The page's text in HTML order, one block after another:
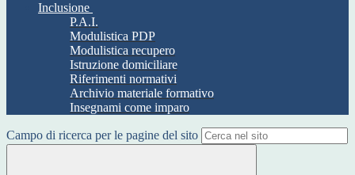
Inclusione
P.A.I.
Modulistica PDP
Modulistica recupero
Istruzione domiciliare
Riferimenti normativi
Archivio materiale formativo
Insegnami come imparo
Campo di ricerca per le pagine del sito